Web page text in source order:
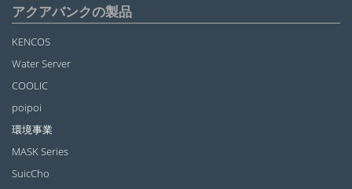
アクアバンクの製品
KENCOS
Water Server
COOLIC
poipoi
環境事業
MASK Series
SuicCho